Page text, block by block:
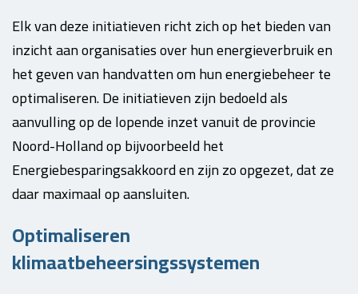
Elk van deze initiatieven richt zich op het bieden van
inzicht aan organisaties over hun energieverbruik en
het geven van handvatten om hun energiebeheer te
optimaliseren. De initiatieven zijn bedoeld als
aanvulling op de lopende inzet vanuit de provincie
Noord-Holland op bijvoorbeeld het
Energiebesparingsakkoord en zijn zo opgezet, dat ze
daar maximaal op aansluiten.
Optimaliseren
klimaatbeheersingssystemen